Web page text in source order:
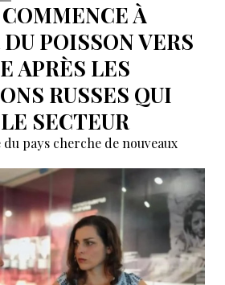
À
POISSON VERS
APRÈS LES
RUSSES QUI
SECTEUR
pays cherche de nouveaux